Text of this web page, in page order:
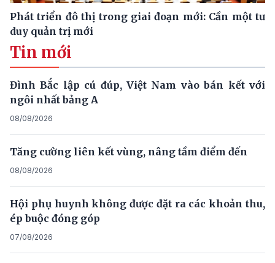
Phát triển đô thị trong giai đoạn mới: Cần một tư
duy quản trị mới
Tin mới
Đình Bắc lập cú đúp, Việt Nam vào bán kết với
ngôi nhất bảng A
08/08/2026
Tăng cường liên kết vùng, nâng tầm điểm đến
08/08/2026
Hội phụ huynh không được đặt ra các khoản thu,
ép buộc đóng góp
07/08/2026